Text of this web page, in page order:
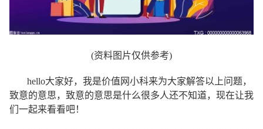
(资料图片仅供参考)
hello大家好，我是价值网小科来为大家解答以上问题，
致意的意思，致意的意思是什么很多人还不知道，现在让我
们一起来看看吧！